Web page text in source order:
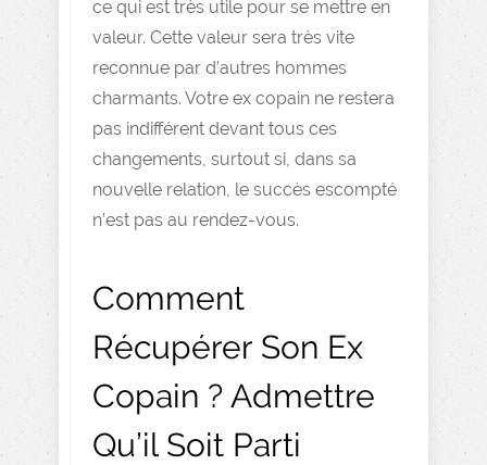
ce qui est très utile pour se mettre en
valeur. Cette valeur sera très vite
reconnue par d’autres hommes
charmants. Votre ex copain ne restera
pas indifférent devant tous ces
changements, surtout si, dans sa
nouvelle relation, le succès escompté
n’est pas au rendez-vous.
Comment
Récupérer Son Ex
Copain ? Admettre
Qu’il Soit Parti